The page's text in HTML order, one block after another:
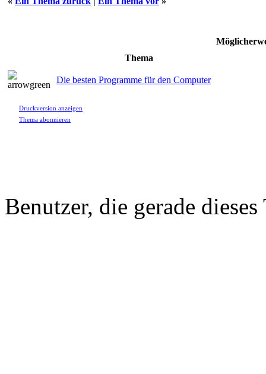
Thema
Die besten Programme für den Computer
Druckversion anzeigen
Thema abonnieren
Benutzer, die gerade